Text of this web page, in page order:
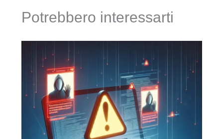
Potrebbero interessarti